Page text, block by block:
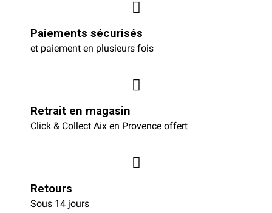
Paiements sécurisés
et paiement en plusieurs fois
Retrait en magasin
Click & Collect Aix en Provence offert
Retours
Sous 14 jours